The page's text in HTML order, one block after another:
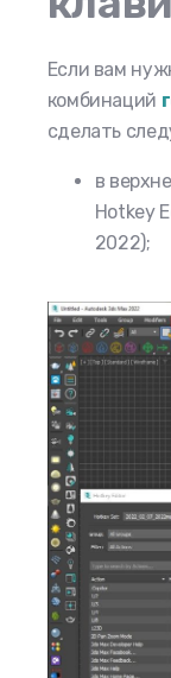
Если вам
комбинаций
сделать
в
Hotkey
2022);